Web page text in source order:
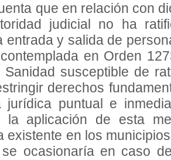
que en relación con
judicial no ha
entrada y salida de
en Orden
susceptible de
derechos
jurídica puntual e
la aplicación de esta
existente en los
ocasionaría en caso